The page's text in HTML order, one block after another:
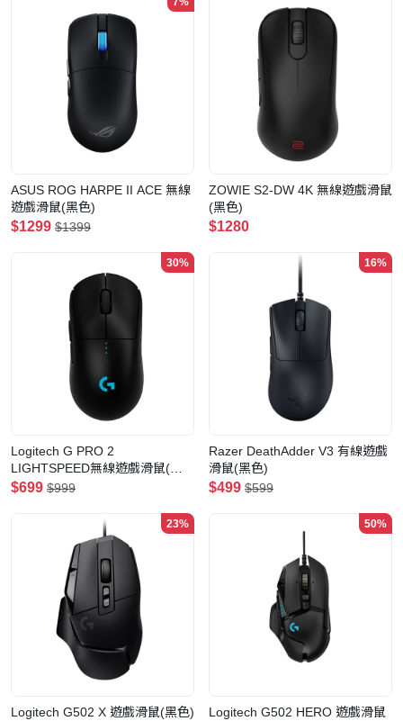
ASUS ROG HARPE II ACE 無線
遊戲滑鼠(黑色)
$1299 $1399
ZOWIE S2-DW 4K 無線遊戲滑鼠
(黑色)
$1280
30%
Logitech G PRO 2
LIGHTSPEED無線遊戲滑鼠(黑
色)
$699 $999
16%
Razer DeathAdder V3 有線遊戲
滑鼠(黑色)
$499 $599
23%
Logitech G502 X 遊戲滑鼠(黑色)
50%
Logitech G502 HERO 遊戲滑鼠